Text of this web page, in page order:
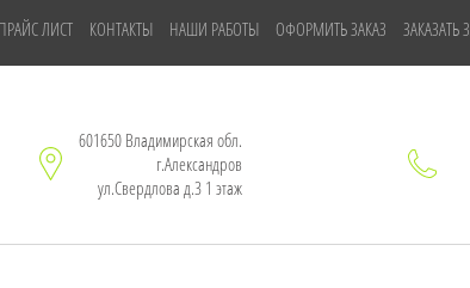
ЛИСТ КОНТАКТЫ НАШИ РАБОТЫ ОФОРМИТЬ ЗАКАЗ ЗАКАЗАТЬ
601650 Владимирская обл.
г.Александров
ул.Свердлова д.3 1 этаж